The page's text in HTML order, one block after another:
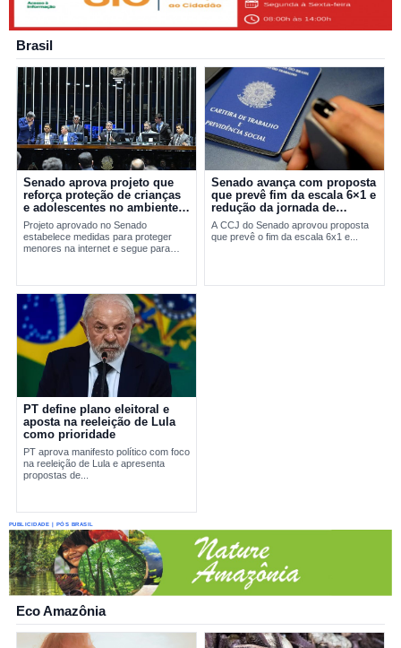
Brasil
Senado aprova projeto que
reforça proteção de crianças
e adolescentes no ambiente
digital
Projeto aprovado no Senado
estabelece medidas para proteger
menores na internet e segue para
Senado avança com proposta
que prevê fim da escala 6×1 e
redução da jornada de
trabalho
A CCJ do Senado aprovou proposta
que prevê o fim da escala 6x1 e...
PT define plano eleitoral e
aposta na reeleição de Lula
como prioridade
PT aprova manifesto político com foco
na reeleição de Lula e apresenta
propostas de...
PUBLICIDADE | PÓS BRASIL
Eco Amazônia